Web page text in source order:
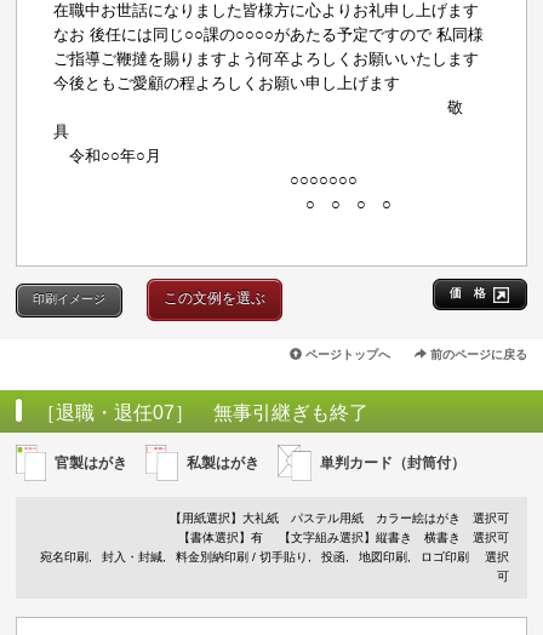
在職中お世話になりました皆様方に心よりお礼申し上げます
なお 後任には同じ○○課の○○○○があたる予定ですので 私同様
ご指導ご鞭撻を賜りますよう何卒よろしくお願いいたします
今後ともご愛顧の程よろしくお願い申し上げます
敬
具
令和○○年○月
○○○○○○○
○ ○ ○ ○
価 格
印刷イメージ この文例を選ぶ
ページトップへ 前のページに戻る
［退職・退任07］ 無事引継ぎも終了
官製はがき 私製はがき 単判カード（封筒付）
【用紙選択】 大礼紙 パステル用紙 カラー絵はがき
選択可
【書体選択】有
【文字組み選択】縦書き 横書き 選択可
宛名印刷
封入・封緘 料金別納印刷 / 切手貼り 投函 地図印刷 ロゴ印刷
選択
可